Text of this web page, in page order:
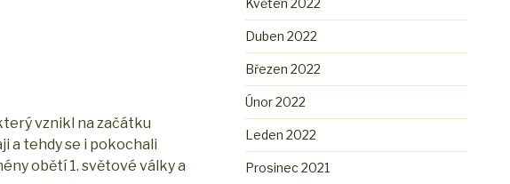
vznikl na začátku
a tehdy se i pokochali
obětí 1. světové války a
Květen 2022
Duben 2022
Březen 2022
Únor 2022
Leden 2022
Prosinec 2021